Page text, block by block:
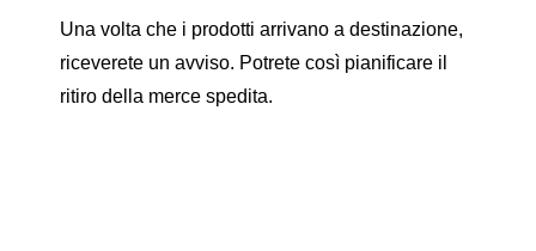
Una volta che i prodotti arrivano a destinazione,
riceverete un avviso. Potrete così pianificare il
ritiro della merce spedita.